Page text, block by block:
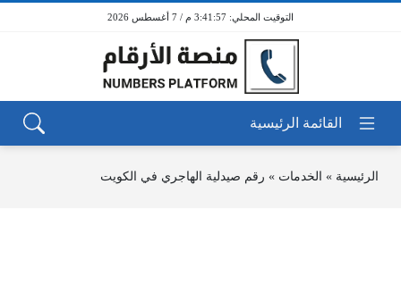
3:41:57 م / 7 أغسطس 2026
الرئيسية » الخدمات » رقم صيدلية الهاجري في الكويت